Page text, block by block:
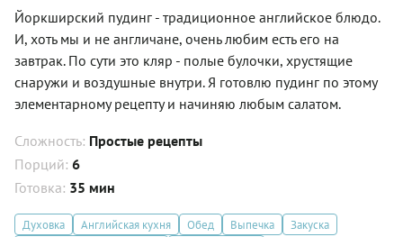
Йоркширский пудинг - традиционное английское блюдо.
И, хоть мы и не англичане, очень любим есть его на
завтрак. По сути это кляр - полые булочки, хрустящие
снаружи и воздушные внутри. Я готовлю пудинг по этому
элементарному рецепту и начиняю любым салатом.
Сложность: Простые рецепты
Порций: 6
Готовка: 35 мин
Духовка Английская кухня Обед Выпечка
Закуска